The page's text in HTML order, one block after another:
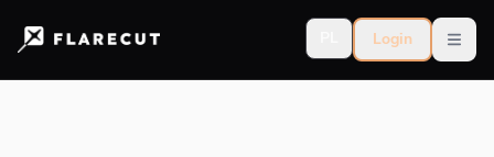
Login